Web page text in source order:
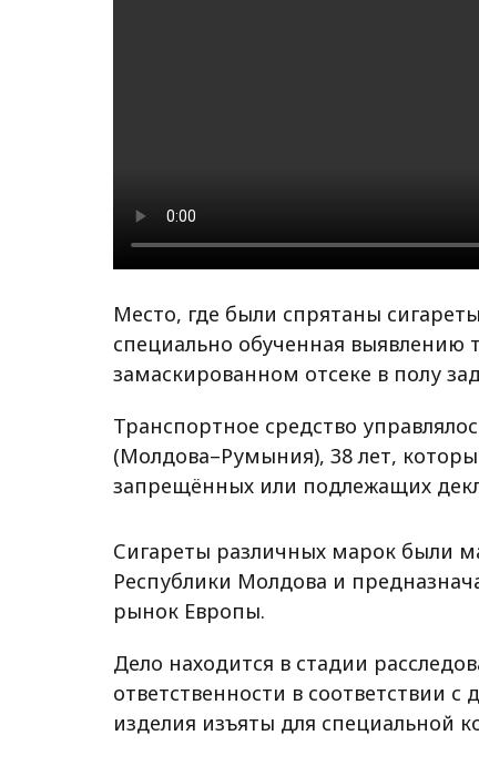
Место, где были спрятаны
специально обученная выявлению
замаскированном отсеке в полу
Транспортное средство
(Молдова–Румыния), 38 лет,
запрещённых или подлежащих
Сигареты различных марок были
Республики Молдова и
рынок Европы.
Дело находится в стадии
ответственности в соответствии
изделия изъяты для специальной